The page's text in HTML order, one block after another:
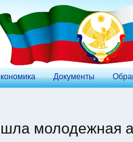
Документы
молодежная